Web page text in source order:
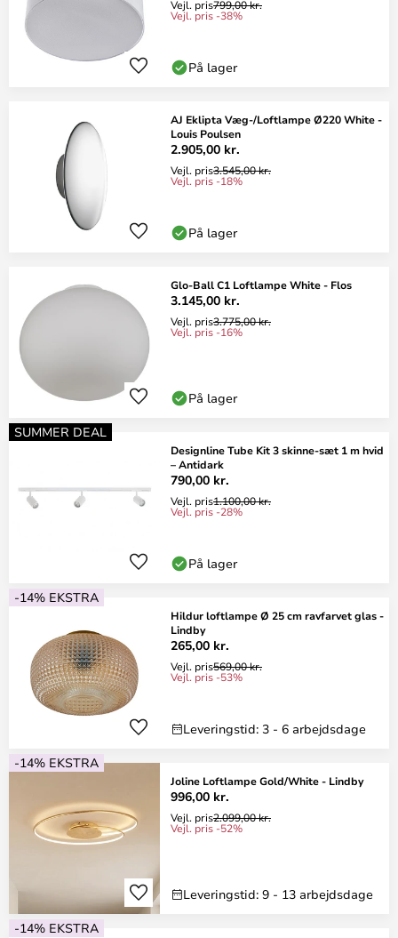
Vejl. pris799,00 kr.
Vejl. pris -38%
På lager
AJ Eklipta Væg-/Loftlampe Ø220 White -
Louis Poulsen
2.905,00 kr.
Vejl. pris3.545,00 kr.
Vejl. pris -18%
På lager
Glo-Ball C1 Loftlampe White - Flos
3.145,00 kr.
Vejl. pris3.775,00 kr.
Vejl. pris -16%
På lager
SUMMER DEAL
Designline Tube Kit 3 skinne-sæt 1 m hvid
– Antidark
790,00 kr.
Vejl. pris1.100,00 kr.
Vejl. pris -28%
På lager
-14% EKSTRA
Hildur loftlampe Ø 25 cm ravfarvet glas -
Lindby
265,00 kr.
Vejl. pris569,00 kr.
Vejl. pris -53%
Leveringstid: 3 - 6 arbejdsdage
-14% EKSTRA
Joline Loftlampe Gold/White - Lindby
996,00 kr.
Vejl. pris2.099,00 kr.
Vejl. pris -52%
Leveringstid: 9 - 13 arbejdsdage
-14% EKSTRA